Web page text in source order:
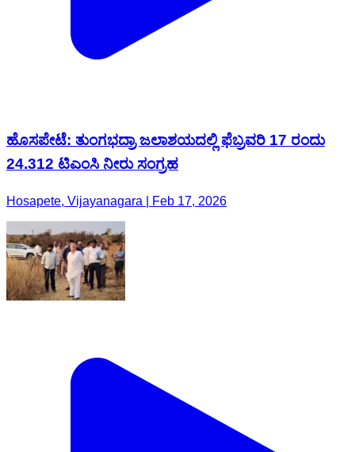
ಹೊಸಪೇಟೆ: ತುಂಗಭದ್ರಾ ಜಲಾಶಯದಲ್ಲಿ ಫೆಬ್ರವರಿ 17 ರಂದು
24.312 ಟಿಎಂಸಿ ನೀರು ಸಂಗ್ರಹ
Hosapete, Vijayanagara | Feb 17, 2026